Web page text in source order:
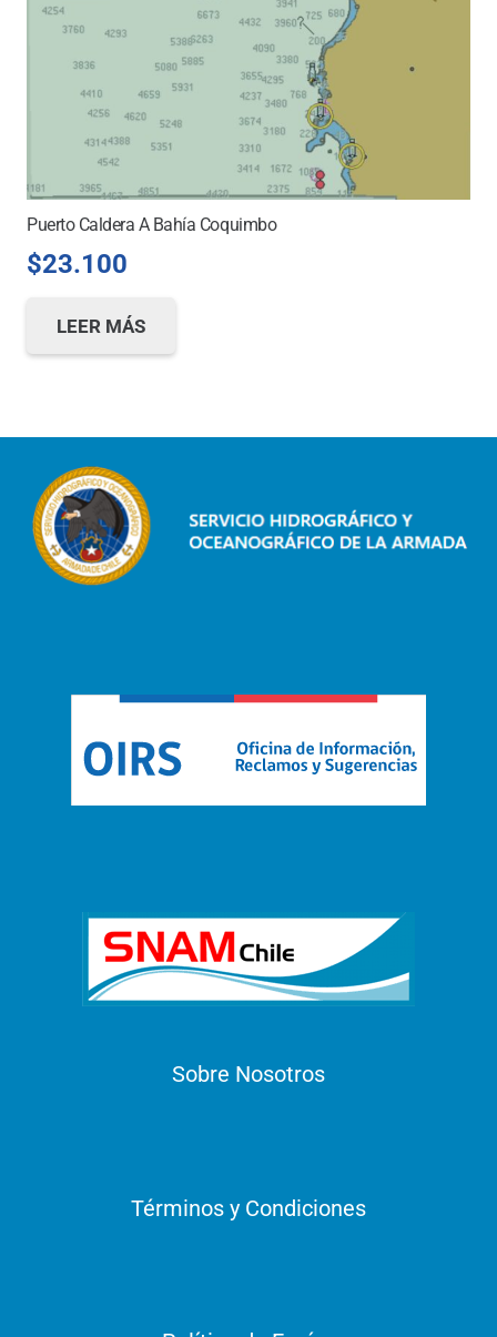
Puerto Caldera A Bahía Coquimbo
$23.100
LEER MÁS
Sobre Nosotros
Términos y Condiciones